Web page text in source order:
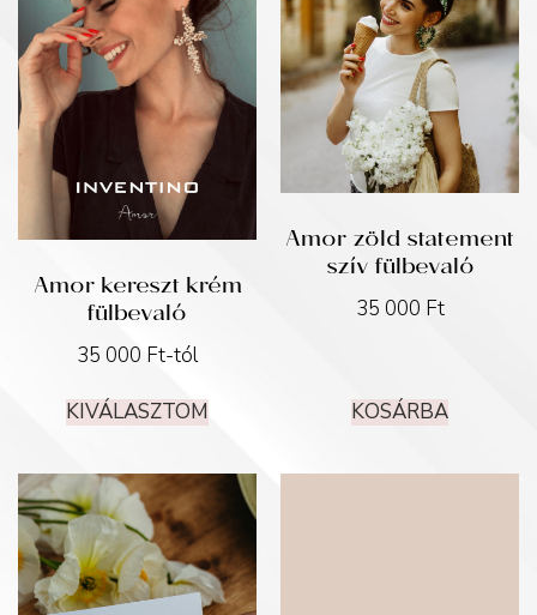
Amor kereszt krém
fülbevaló
35 000 Ft-tól
KIVÁLASZTOM
Amor zöld statement
szív fülbevaló
35 000 Ft
KOSÁRBA